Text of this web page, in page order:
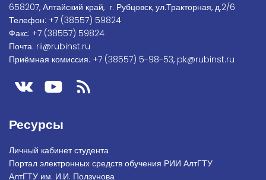
658207, Алтайский край, г. Рубцовск, ул.Тракторная, д.2/6
Телефон: +7 (38557) 59824
Факс: +7 (38557) 59824
Почта: rii@rubinst.ru
Приёмная комиссия: +7 (38557) 5-98-53, pk@rubinst.ru
Ресурсы
Личный кабинет студента
Портал электронных средств обучения РИИ АлтГТУ
АлтГТУ им. И.И. Ползунова